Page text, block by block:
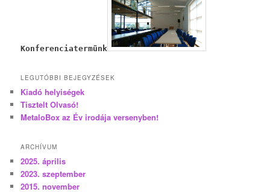
Konferenciatermünk
LEGUTÓBBI BEJEGYZÉSEK
Kiadó helyiségek
Tisztelt Olvasó!
MetaloBox az Év irodája versenyben!
ARCHÍVUM
2025. április
2023. szeptember
2015. november